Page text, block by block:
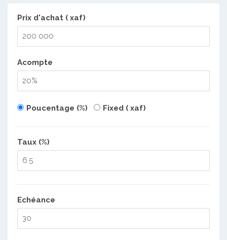
Prix d'achat ( xaf)
Acompte
Poucentage (%) Fixed ( xaf)
Taux (%)
Echéance